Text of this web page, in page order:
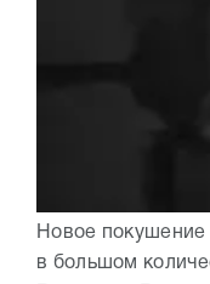
Новое покушение
в большом